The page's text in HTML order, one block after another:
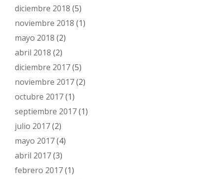
diciembre 2018 (5)
noviembre 2018 (1)
mayo 2018 (2)
abril 2018 (2)
diciembre 2017(5)
noviembre 2017(2)
octubre 2017(1)
septiembre 2017(1)
julio 2017(2)
mayo 2017(4)
abril 2017(3)
febrero 2017(1)